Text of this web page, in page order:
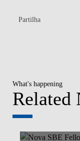
Partilha
What's happening
Related